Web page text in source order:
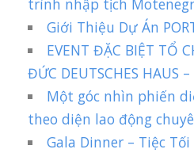
trình nhập tịch
Giới Thiệu Dự Án
EVENT ĐẶC BIỆT TỔ
ĐỨC DEUTSCHES HAUS
Một góc nhìn phiến
theo diện lao động
Gala Dinner – Tiệc